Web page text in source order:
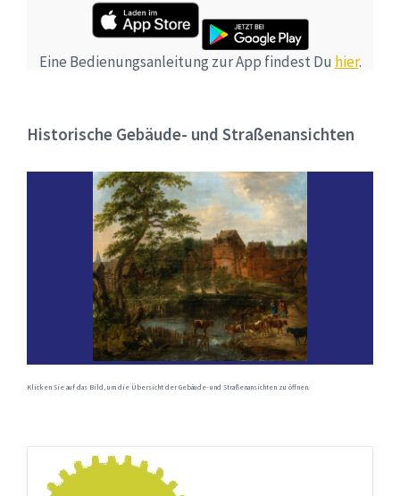
Eine Bedienungsanleitung zur App findest Du hier.
Historische Gebäude- und Straßenansichten
Klicken Sie auf das Bild, um die Übersicht der Gebäude- und Straßenansichten zu öffnen.